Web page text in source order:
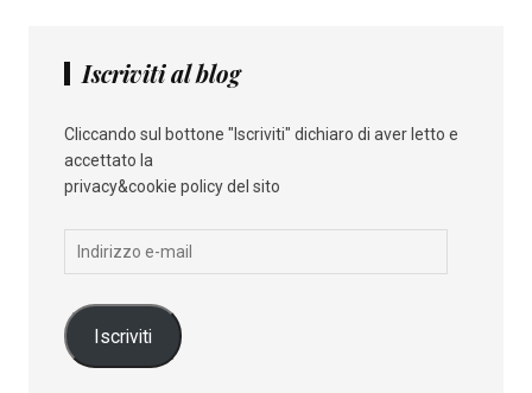
Iscriviti al blog
Cliccando sul bottone "Iscriviti" dichiaro di aver letto e
accettato la
privacy&cookie policy del sito
Indirizzo
Iscriviti